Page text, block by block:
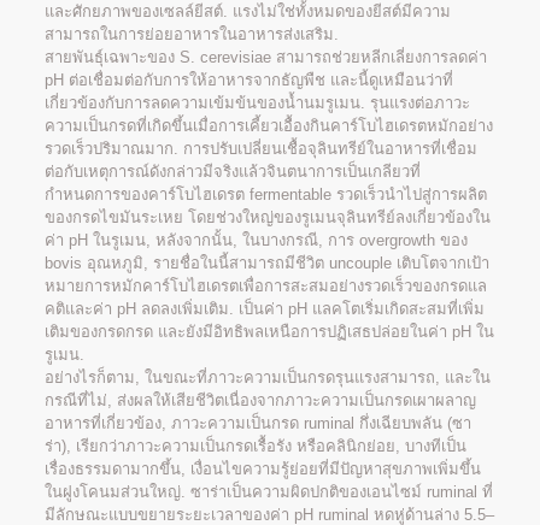
และศักยภาพของเซลล์ยีสต์. แรงไม่ใช่ทั้งหมดของยีสต์มีความ
สามารถในการย่อยอาหารในอาหารส่งเสริม.
สายพันธุ์เฉพาะของ S. cerevisiae สามารถช่วยหลีกเลี่ยงการลดค่า
pH ต่อเชื่อมต่อกับการให้อาหารจากธัญพืช และนี้ดูเหมือนว่าที่
เกี่ยวข้องกับการลดความเข้มข้นของน้ำนมรูเมน. รุนแรงต่อภาวะ
ความเป็นกรดที่เกิดขึ้นเมื่อการเคี้ยวเอื้องกินคาร์โบไฮเดรตหมักอย่าง
รวดเร็วปริมาณมาก. การปรับเปลี่ยนเชื้อจุลินทรีย์ในอาหารที่เชื่อม
ต่อกับเหตุการณ์ดังกล่าวมีจริงแล้วจินตนาการเป็นเกลียวที่
กำหนดการของคาร์โบไฮเดรต fermentable รวดเร็วนำไปสู่การผลิต
ของกรดไขมันระเหย โดยช่วงใหญ่ของรูเมนจุลินทรีย์ลงเกี่ยวข้องใน
ค่า pH ในรูเมน, หลังจากนั้น, ในบางกรณี, การ overgrowth ของ
bovis อุณหภูมิ, รายชื่อในนี้สามารถมีชีวิต uncouple เติบโตจากเป้า
หมายการหมักคาร์โบไฮเดรตเพื่อการสะสมอย่างรวดเร็วของกรดแล
คติและค่า pH ลดลงเพิ่มเติม. เป็นค่า pH แลคโตเริ่มเกิดสะสมที่เพิ่ม
เติมของกรดกรด และยังมีอิทธิพลเหนือการปฏิเสธปล่อยในค่า pH ใน
รูเมน.
อย่างไรก็ตาม, ในขณะที่ภาวะความเป็นกรดรุนแรงสามารถ, และใน
กรณีที่ไม่, ส่งผลให้เสียชีวิตเนื่องจากภาวะความเป็นกรดเผาผลาญ
อาหารที่เกี่ยวข้อง, ภาวะความเป็นกรด ruminal กึ่งเฉียบพลัน (ซา
ร่า), เรียกว่าภาวะความเป็นกรดเรื้อรัง หรือคลินิกย่อย, บางทีเป็น
เรื่องธรรมดามากขึ้น, เงื่อนไขความรู้ย่อยที่มีปัญหาสุขภาพเพิ่มขึ้น
ในฝูงโคนมส่วนใหญ่. ซาร่าเป็นความผิดปกติของเอนไซม์ ruminal ที่
มีลักษณะแบบขยายระยะเวลาของค่า pH ruminal หดหู่ด้านล่าง 5.5–